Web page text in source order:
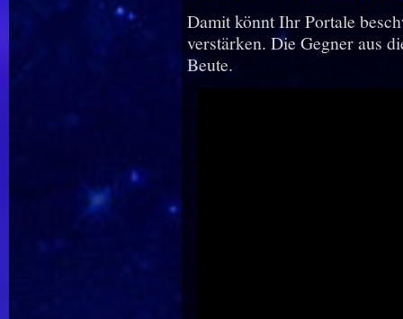
Damit könnt Ihr Portale
verstärken. Die Gegner aus
Beute.